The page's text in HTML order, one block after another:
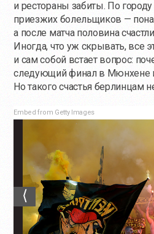
и рестораны забиты. По
приезжих болельщиков —
а после матча половина
Иногда, что уж скрывать, все
и сам собой встает вопрос:
следующий финал в Мюнхене
Но такого счастья берлинцам
Embed from Getty Images